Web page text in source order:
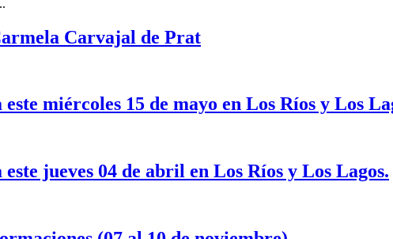
Carvajal de Prat
miércoles 15 de mayo en Los Ríos y Los
jueves 04 de abril en Los Ríos y Los Lagos.